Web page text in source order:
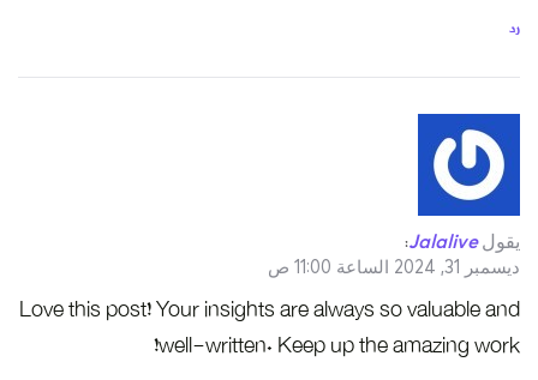
رد
يقول Jalalive
:
ديسمبر 31, 2024 الساعة 11:00 ص
Love this post! Your insights are always so valuable and
well-written. Keep up the amazing work!